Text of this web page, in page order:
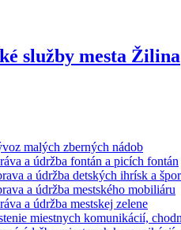
malých zberných nádob
a údržba fontán a picích fontán
a údržba detských ihrísk a
a údržba mestského mobiliáru
a údržba mestskej zelene
miestnych komunikácií,